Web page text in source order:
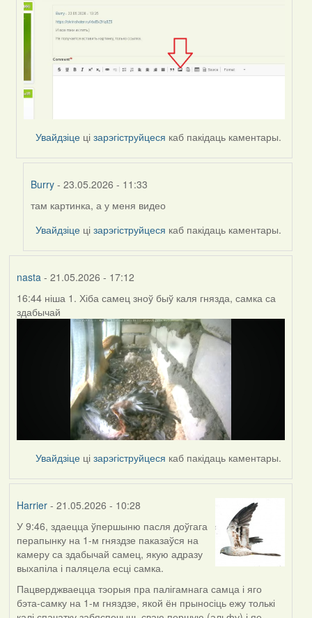
Увайдзіце цізарэгіструйцеся каб пакідаць каментары.
Burry - 23.05.2026 - 11:33
In
reply
by
там картинка, а у меня видео
Увайдзіце цізарэгіструйцеся каб пакідаць каментары.
nasta- 21.05.2026 - 17:12
16:44 ніша 1. Хіба самец зноў быў каля гнязда, самка са
здабычай
Увайдзіце цізарэгіструйцеся каб пакідаць каментары.
Harrier- 21.05.2026 - 10:28
У 9:46, здаецца ўпершыню пасля доўгага
перапынку на 1-м гняздзе паказаўся на
камеру са здабычай самец, якую адразу
выхапіла і паляцела есці самка.
Пацверджваецца тэорыя пра палігамнага самца і яго
бэта-самку на 1-м гняздзе, якой ён прыносіць ежу толькі